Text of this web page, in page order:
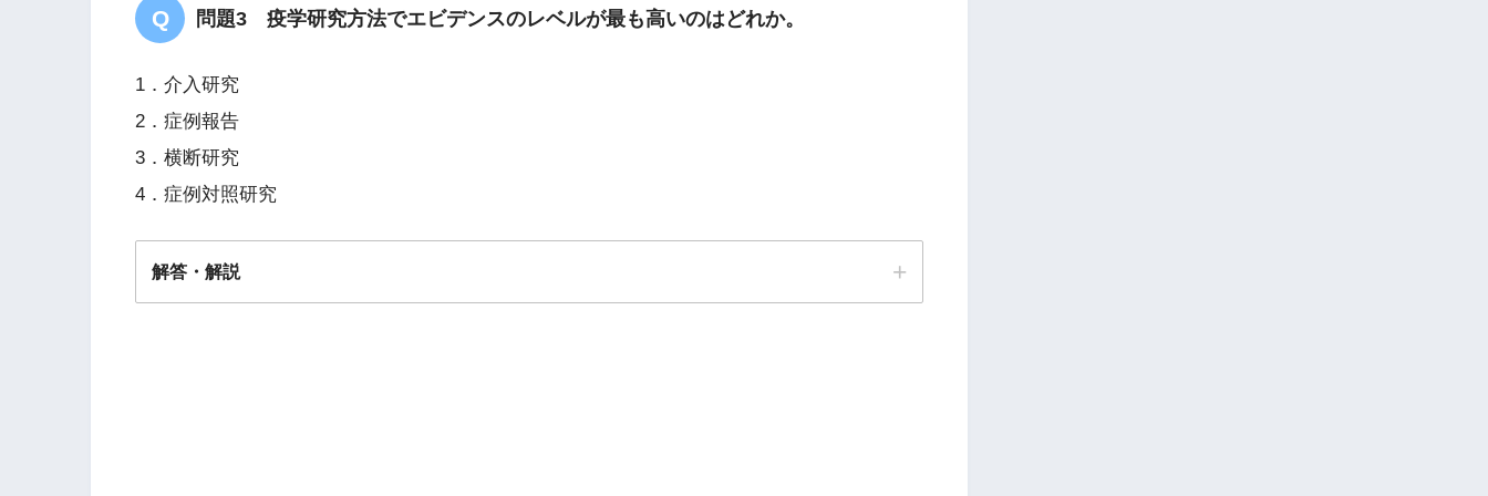
問題3 疫学研究方法でエビデンスのレベルが最も高いのはどれか。
1．介入研究
2．症例報告
3．横断研究
4．症例対照研究
解答・解説